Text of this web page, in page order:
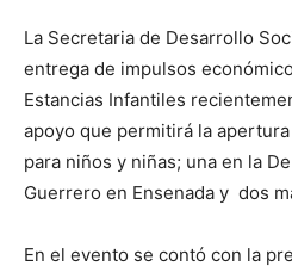
La Secretaria de Desarrollo
entrega de impulsos
Estancias Infantiles
apoyo que permitirá la
para niños y niñas; una en la
Guerrero en Ensenada y dos
En el evento se contó con la